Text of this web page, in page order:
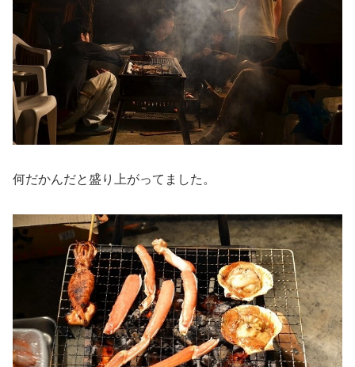
何だかんだと盛り上がってました。